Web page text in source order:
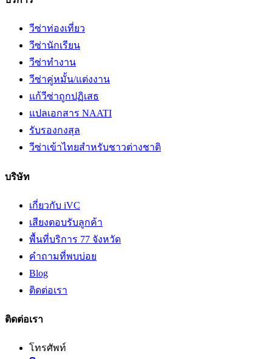
วีซ่าท่องเที่ยว
วีซ่านักเรียน
วีซ่าทำงาน
วีซ่าคู่หมั้น/แต่งงาน
แก้วีซ่าถูกปฏิเสธ
แปลเอกสาร NAATI
รับรองกงสุล
วีซ่าเข้าไทยสำหรับชาวต่างชาติ
บริษัท
เกี่ยวกับ iVC
เสียงตอบรับลูกค้า
พื้นที่บริการ 77 จังหวัด
คำถามที่พบบ่อย
Blog
ติดต่อเรา
ติดต่อเรา
โทรศัพท์